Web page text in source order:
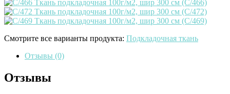
Смотрите все варианты продукта: Подкладочная ткань
Отзывы (0)
Отзывы